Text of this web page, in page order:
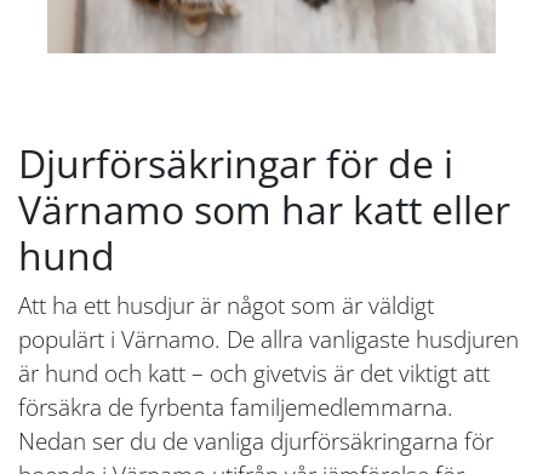
Djurförsäkringar för de i
Värnamo som har katt eller
hund
Att ha ett husdjur är något som är väldigt
populärt i Värnamo. De allra vanligaste husdjuren
är hund och katt – och givetvis är det viktigt att
försäkra de fyrbenta familjemedlemmarna.
Nedan ser du de vanliga djurförsäkringarna för